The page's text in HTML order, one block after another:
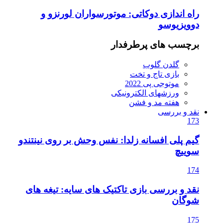
لورنزو و
نفس وحش بر روی نینتندو
های سایه: تیغه های